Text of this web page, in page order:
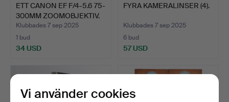
ETT CANON EF F/4-5.6 75-
300MM ZOOMOBJEKTIV.
Klubbades 7 sep 2025
1 bud
34 USD
FYRA KAMERALINSER (4).
Klubbades 7 sep 2025
6 bud
57 USD
Vi använder cookies